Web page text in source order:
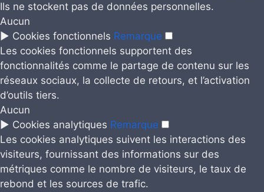
Ils ne stockent pas de données personnelles.
Aucun
► Cookies fonctionnels Remarque
Les cookies fonctionnels supportent des
fonctionnalités comme le partage de contenu sur les
réseaux sociaux, la collecte de retours, et l’activation
d’outils tiers.
Aucun
► Cookies analytiques Remarque
Les cookies analytiques suivent les interactions des
visiteurs, fournissant des informations sur des
métriques comme le nombre de visiteurs, le taux de
rebond et les sources de trafic.